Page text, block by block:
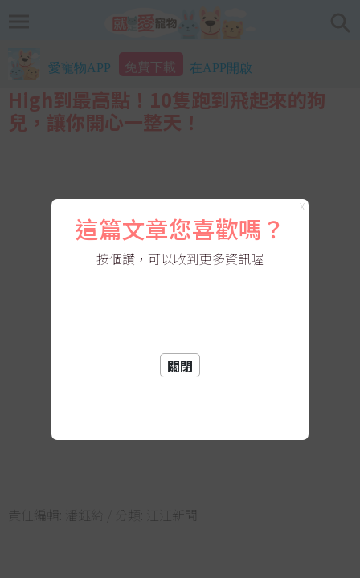
愛寵物APP 免費下載 在APP開啟
High到最高點！10隻跑到飛起來的狗
兒，讓你開心一整天！
責任編輯: 潘鈺綺 / 分類: 汪汪新聞
X
這篇文章您喜歡嗎？
按個讚，可以收到更多資訊喔
關閉